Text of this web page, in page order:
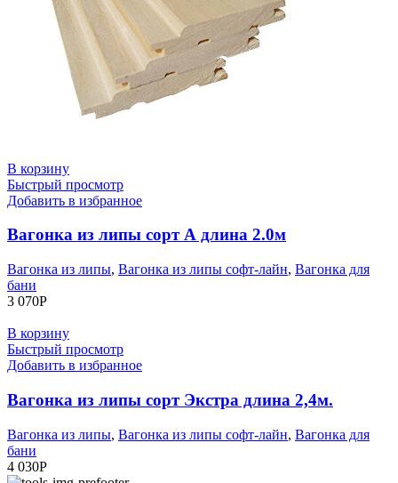
В корзину
Быстрый просмотр
Добавить в избранное
Вагонка из липы сорт А длина 2.0м
Вагонка из липы, Вагонка из липы софт-лайн, Вагонка для
бани
3 070Р
В корзину
Быстрый просмотр
Добавить в избранное
Вагонка из липы сорт Экстра длина 2,4м.
Вагонка из липы, Вагонка из липы софт-лайн, Вагонка для
бани
4 030Р